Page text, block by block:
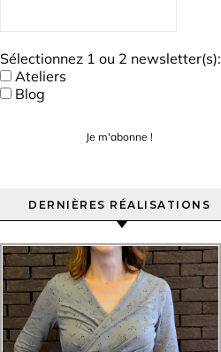
Sélectionnez 1 ou 2 newsletter(s):
Ateliers
Blog
DERNIÈRES RÉALISATIONS